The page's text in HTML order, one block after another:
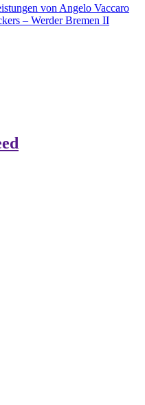
von Angelo Vaccaro
– Werder Bremen II